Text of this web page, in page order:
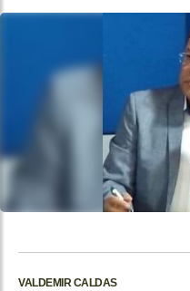
VALDEMIR CALDAS